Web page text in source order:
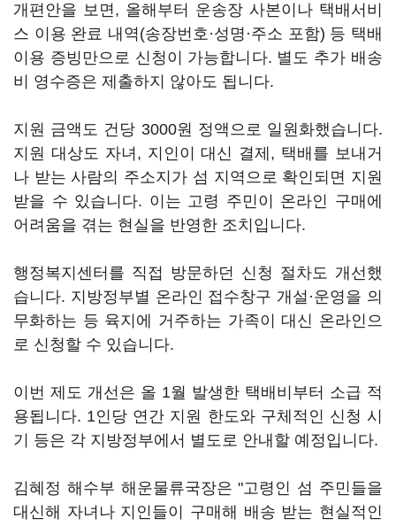
개편안을 보면, 올해부터 운송장 사본이나 택배서비
스 이용 완료 내역(송장번호·성명·주소 포함) 등 택배
이용 증빙만으로 신청이 가능합니다. 별도 추가 배송
비 영수증은 제출하지 않아도 됩니다.
지원 금액도 건당 3000원 정액으로 일원화했습니다.
지원 대상도 자녀, 지인이 대신 결제, 택배를 보내거
나 받는 사람의 주소지가 섬 지역으로 확인되면 지원
받을 수 있습니다. 이는 고령 주민이 온라인 구매에
어려움을 겪는 현실을 반영한 조치입니다.
행정복지센터를 직접 방문하던 신청 절차도 개선했
습니다. 지방정부별 온라인 접수창구 개설·운영을 의
무화하는 등 육지에 거주하는 가족이 대신 온라인으
로 신청할 수 있습니다.
이번 제도 개선은 올 1월 발생한 택배비부터 소급 적
용됩니다. 1인당 연간 지원 한도와 구체적인 신청 시
기 등은 각 지방정부에서 별도로 안내할 예정입니다.
김혜정 해수부 해운물류국장은 "고령인 섬 주민들을
대신해 자녀나 지인들이 구매해 배송 받는 현실적인